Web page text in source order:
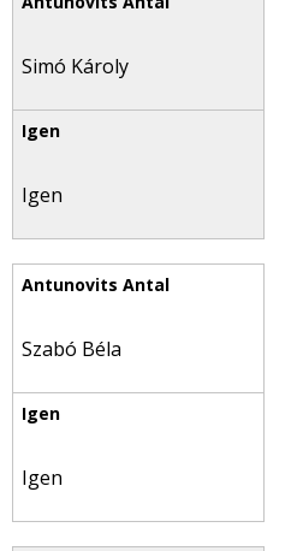
Simó Károly
Igen
Szabó Béla
Igen